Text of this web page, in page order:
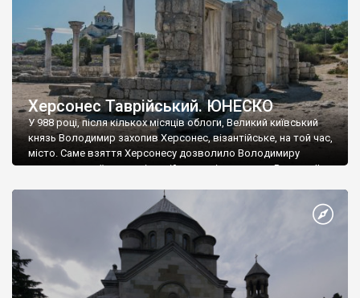
Херсонес Таврійський. ЮНЕСКО
У 988 році, після кількох місяців облоги, Великий київський
князь Володимир захопив Херсонес, візантійське, на той час,
місто. Саме взяття Херсонесу дозволило Володимиру
диктувати свої умови візантійському імператору Василю ІІ, та
Херсонесі Володимир-язичник, став Василем-християнином.
А потім було Хрещення Русі. На честь Херсонесу Таврійського